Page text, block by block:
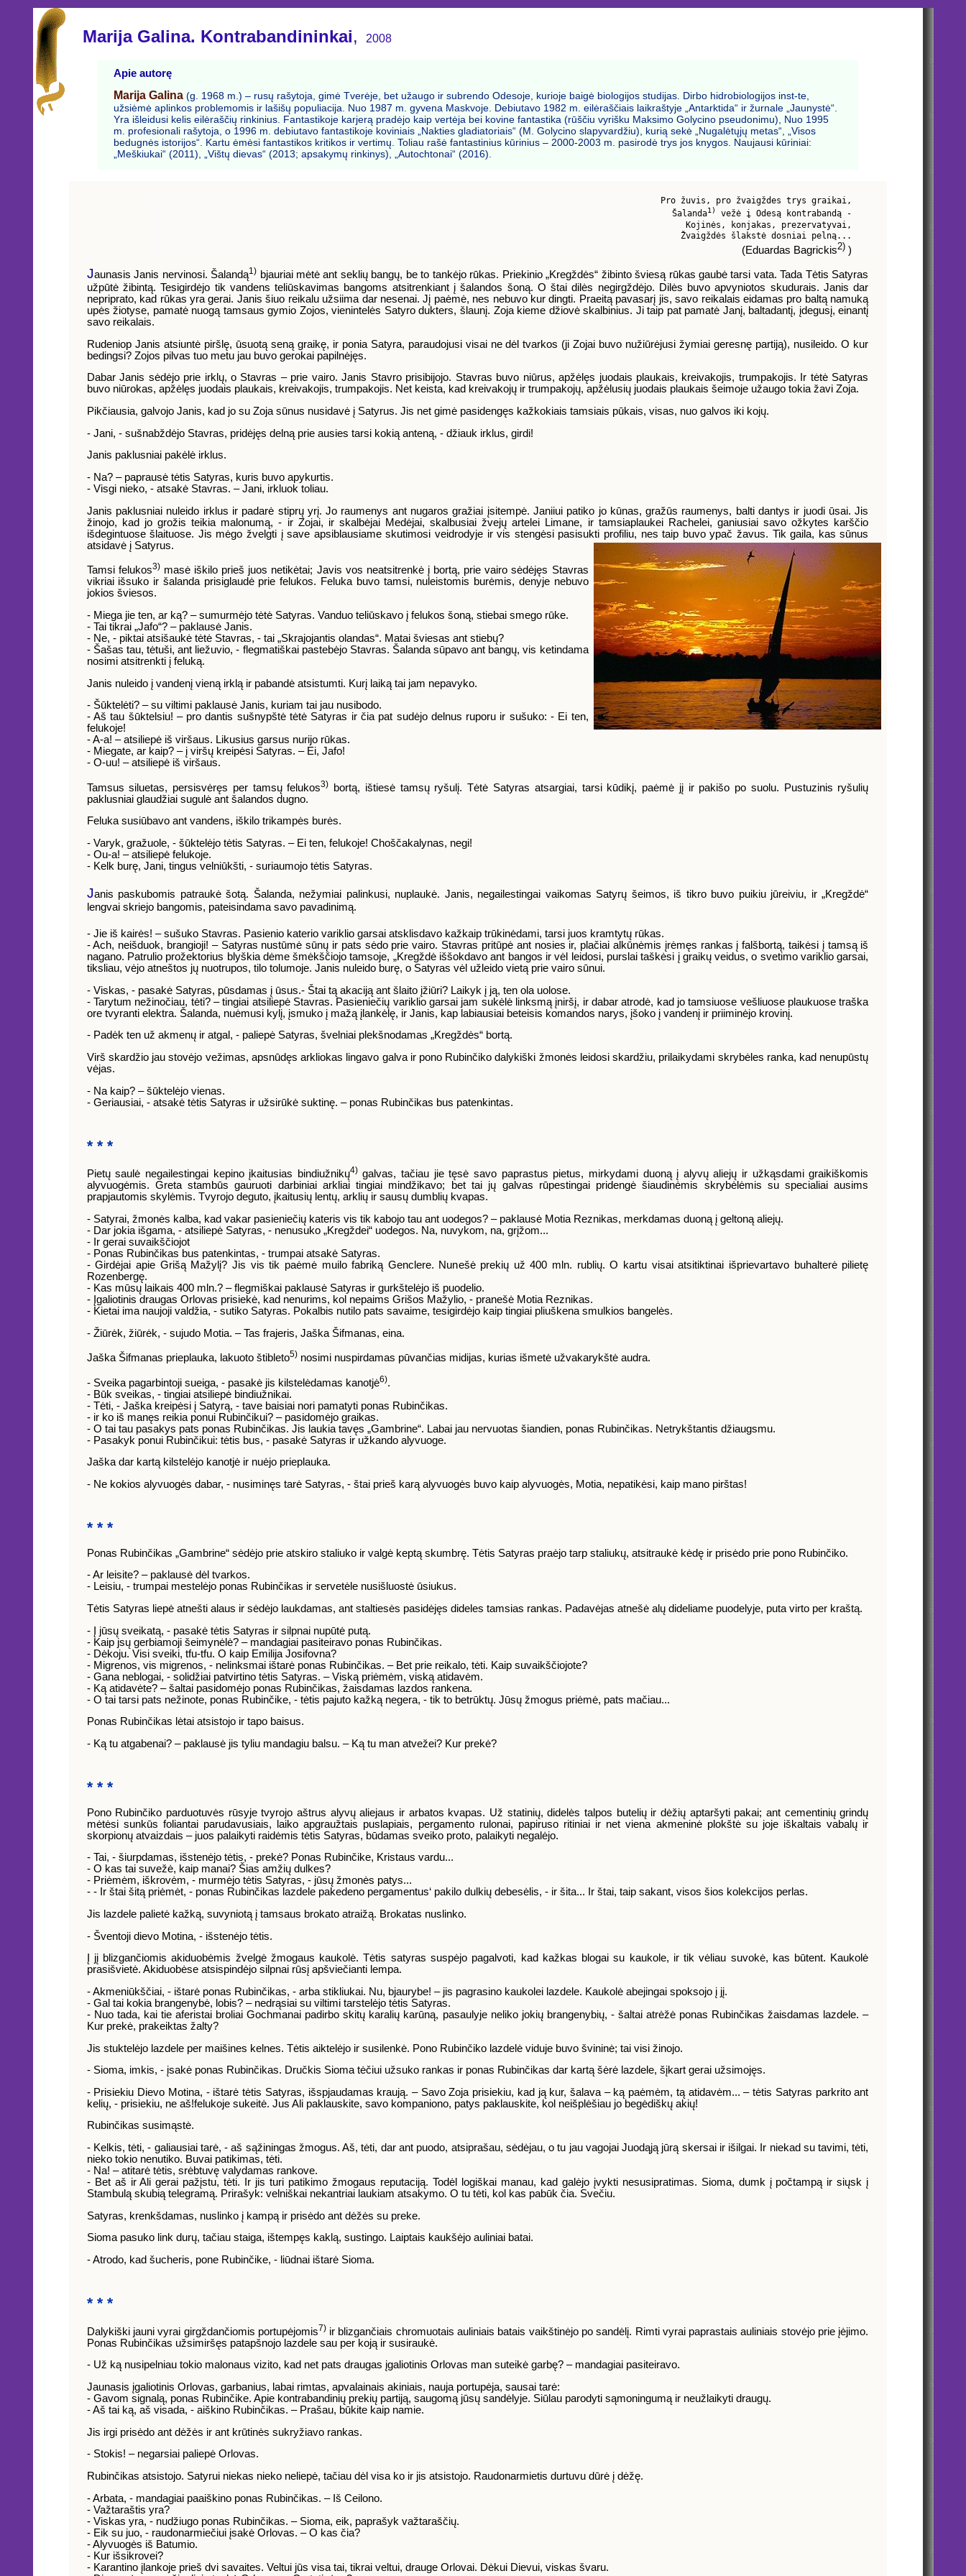
Marija Galina. Kontrabandininkai, 2008
Apie autorę
Marija Galina(g. 1968 m.) – rusų rašytoja, gimė Tverėje, bet užaugo ir subrendo Odesoje, kurioje baigė biologijos studijas. Dirbo hidrobiologijos inst-te,
užsiėmė aplinkos problemomis ir lašišų populiacija. Nuo 1987 m. gyvena Maskvoje. Debiutavo 1982 m. eilėraščiais laikraštyje „Antarktida“ ir žurnale „Jaunystė“.
Yra išleidusi kelis eilėraščių rinkinius. Fantastikoje karjerą pradėjo kaip vertėja bei kovine fantastika (rūščiu vyrišku Maksimo Golycino pseudonimu), Nuo 1995
m. profesionali rašytoja, o 1996 m. debiutavo fantastikoje koviniais „Nakties gladiatoriais“ (M. Golycino slapyvardžiu), kurią sekė „Nugalėtųjų metas“, „Visos
bedugnės istorijos“. Kartu ėmėsi fantastikos kritikos ir vertimų. Toliau rašė fantastinius kūrinius – 2000-2003 m. pasirodė trys jos knygos. Naujausi kūriniai:
„Meškiukai“ (2011), „Vištų dievas“ (2013; apsakymų rinkinys), „Autochtonai“ (2016).
Pro žuvis, pro žvaigždes trys graikai,
Šalanda1)
vežė į Odesą kontrabandą -
Kojinės, konjakas, prezervatyvai,
Žvaigždės šlakstė dosniai pelną...
(Eduardas Bagrickis2) )
Jaunasis Janis nervinosi. Šalandą1) bjauriai mėtė ant seklių bangų, be to tankėjo rūkas. Priekinio „Kregždės“ žibinto šviesą rūkas gaubė tarsi vata. Tada Tėtis Satyras
užpūtė žibintą. Tesigirdėjo tik vandens teliūskavimas bangoms atsitrenkiant į šalandos šoną. O štai dilės negirgždėjo. Dilės buvo apvyniotos skudurais. Janis dar
nepriprato, kad rūkas yra gerai. Janis šiuo reikalu užsiima dar nesenai. Jį paėmė, nes nebuvo kur dingti. Praeitą pavasarį jis, savo reikalais eidamas pro baltą namuką
upės žiotyse, pamatė nuogą tamsaus gymio Zojos, vienintelės Satyro dukters, šlaunį. Zoja kieme džiovė skalbinius. Ji taip pat pamatė Janį, baltadantį, įdegusį, einantį
savo reikalais.
Rudeniop Janis atsiuntė piršlę, ūsuotą seną graikę, ir ponia Satyra, paraudojusi visai ne dėl tvarkos (ji Zojai buvo nužiūrėjusi žymiai geresnę partiją), nusileido. O kur
bedingsi? Zojos pilvas tuo metu jau buvo gerokai papilnėjęs.
Dabar Janis sėdėjo prie irklų, o Stavras – prie vairo. Janis Stavro prisibijojo. Stavras buvo niūrus, apžėlęs juodais plaukais, kreivakojis, trumpakojis. Ir tėtė Satyras
buvo niūrokas, apžėlęs juodais plaukais, kreivakojis, trumpakojis. Net keista, kad kreivakojų ir trumpakojų, apžėlusių juodais plaukais šeimoje užaugo tokia žavi Zoja.
Pikčiausia, galvojo Janis, kad jo su Zoja sūnus nusidavė į Satyrus. Jis net gimė pasidengęs kažkokiais tamsiais pūkais, visas, nuo galvos iki kojų.
- Jani, - sušnabždėjo Stavras, pridėjęs delną prie ausies tarsi kokią anteną, - džiauk irklus, girdi!
Janis paklusniai pakėlė irklus.
- Na? – paprausė tėtis Satyras, kuris buvo apykurtis.
- Visgi nieko, - atsakė Stavras. – Jani, irkluok toliau.
Janis paklusniai nuleido irklus ir padarė stiprų yrį. Jo raumenys ant nugaros gražiai įsitempė. Janiiui patiko jo kūnas, gražūs raumenys, balti dantys ir juodi ūsai. Jis
žinojo, kad jo grožis teikia malonumą, - ir Zojai, ir skalbėjai Medėjai, skalbusiai žvejų artelei Limane, ir tamsiaplaukei Rachelei, ganiusiai savo ožkytes karščio
išdegintuose šlaituose. Jis mėgo žvelgti į save apsiblausiame skutimosi veidrodyje ir vis stengėsi pasisukti profiliu, nes taip buvo ypač žavus. Tik gaila, kas sūnus
atsidavė į Satyrus.
Tamsi felukos3)masė iškilo prieš juos netikėtai; Javis vos neatsitrenkė į bortą, prie vairo sėdėjęs Stavras
vikriai išsuko ir šalanda prisiglaudė prie felukos. Feluka buvo tamsi, nuleistomis burėmis, denyje nebuvo
jokios šviesos.
- Miega jie ten, ar ką? – sumurmėjo tėtė Satyras. Vanduo teliūskavo į felukos šoną, stiebai smego rūke.
- Tai tikrai „Jafo“? – paklausė Janis.
- Ne, - piktai atsišaukė tėtė Stavras, - tai „Skrajojantis olandas“. Matai šviesas ant stiebų?
- Šašas tau, tėtuši, ant liežuvio, - flegmatiškai pastebėjo Stavras. Šalanda sūpavo ant bangų, vis ketindama
nosimi atsitrenkti į feluką.
Janis nuleido į vandenį vieną irklą ir pabandė atsistumti. Kurį laiką tai jam nepavyko.
- Šūktelėti? – su viltimi paklausė Janis, kuriam tai jau nusibodo.
- Aš tau šūktelsiu! – pro dantis sušnypštė tėtė Satyras ir čia pat sudėjo delnus ruporu ir sušuko: - Ei ten,
felukoje!
- A-a! – atsiliepė iš viršaus. Likusius garsus nurijo rūkas.
- Miegate, ar kaip? – į viršų kreipėsi Satyras. – Ei, Jafo!
- O-uu! – atsiliepė iš viršaus.
Tamsus siluetas, persisvėręs per tamsų felukos3)
bortą, ištiesė tamsų ryšulį. Tėtė Satyras atsargiai, tarsi kūdikį, paėmė jį ir pakišo po suolu. Pustuzinis ryšulių
paklusniai glaudžiai sugulė ant šalandos dugno.
Feluka susiūbavo ant vandens, iškilo trikampės burės.
- Varyk, gražuole, - šūktelėjo tėtis Satyras. – Ei ten, felukoje! Choščakalynas, negi!
- Ou-a! – atsiliepė felukoje.
- Kelk burę, Jani, tingus velniūkšti, - suriaumojo tėtis Satyras.
Janis paskubomis patraukė šotą. Šalanda, nežymiai palinkusi, nuplaukė. Janis, negailestingai vaikomas Satyrų šeimos, iš tikro buvo puikiu jūreiviu, ir „Kregždė“
lengvai skriejo bangomis, pateisindama savo pavadinimą.
- Jie iš kairės! – sušuko Stavras. Pasienio katerio variklio garsai atsklisdavo kažkaip trūkinėdami, tarsi juos kramtytų rūkas.
- Ach, neišduok, brangioji! – Satyras nustūmė sūnų ir pats sėdo prie vairo. Stavras pritūpė ant nosies ir, plačiai alkūnėmis įrėmęs rankas į falšbortą, taikėsi į tamsą iš
nagano. Patrulio prožektorius blyškia dėme šmėkščiojo tamsoje, „Kregždė iššokdavo ant bangos ir vėl leidosi, purslai taškėsi į graikų veidus, o svetimo variklio garsai,
tiksliau, vėjo atneštos jų nuotrupos, tilo tolumoje. Janis nuleido burę, o Satyras vėl užleido vietą prie vairo sūnui.
- Viskas, - pasakė Satyras, pūsdamas į ūsus.- Štai tą akaciją ant šlaito įžiūri? Laikyk į ją, ten ola uolose.
- Tarytum nežinočiau, tėti? – tingiai atsiliepė Stavras. Pasieniečių variklio garsai jam sukėlė linksmą įniršį, ir dabar atrodė, kad jo tamsiuose vešliuose plaukuose traška
ore tvyranti elektra. Šalanda, nuėmusi kylį, įsmuko į mažą įlankėlę, ir Janis, kap labiausiai beteisis komandos narys, įšoko į vandenį ir priiminėjo krovinį.
- Padėk ten už akmenų ir atgal, - paliepė Satyras, švelniai plekšnodamas „Kregždės“ bortą.
Virš skardžio jau stovėjo vežimas, apsnūdęs arkliokas lingavo galva ir pono Rubinčiko dalykiški žmonės leidosi skardžiu, prilaikydami skrybėles ranka, kad nenupūstų
vėjas.
- Na kaip? – šūktelėjo vienas.
- Geriausiai, - atsakė tėtis Satyras ir užsirūkė suktinę. – ponas Rubinčikas bus patenkintas.
* * *
Pietų saulė negailestingai kepino įkaitusias bindiužnikų4)galvas, tačiau jie tęsė savo paprastus pietus, mirkydami duoną į alyvų aliejų ir užkąsdami graikiškomis
alyvuogėmis. Greta stambūs gauruoti darbiniai arkliai tingiai mindžikavo; bet tai jų galvas rūpestingai pridengė šiaudinėmis skrybėlėmis su specialiai ausims
prapjautomis skylėmis. Tvyrojo deguto, įkaitusių lentų, arklių ir sausų dumblių kvapas.
- Satyrai, žmonės kalba, kad vakar pasieniečių kateris vis tik kabojo tau ant uodegos? – paklausė Motia Reznikas, merkdamas duoną į geltoną aliejų.
- Dar jokia išgama, - atsiliepė Satyras, - nenusuko „Kregždei“ uodegos. Na, nuvykom, na, grįžom...
- Ir gerai suvaikščiojot
- Ponas Rubinčikas bus patenkintas, - trumpai atsakė Satyras.
- Girdėjai apie Grišą Mažylį? Jis vis tik paėmė muilo fabriką Genclere. Nunešė prekių už 400 mln. rublių. O kartu visai atsitiktinai išprievartavo buhalterė pilietę
Rozenbergę.
- Kas mūsų laikais 400 mln.? – flegmiškai paklausė Satyras ir gurkštelėjo iš puodelio.
- Įgaliotinis draugas Orlovas prisiekė, kad nenurims, kol nepaims Grišos Mažylio, - pranešė Motia Reznikas.
- Kietai ima naujoji valdžia, - sutiko Satyras. Pokalbis nutilo pats savaime, tesigirdėjo kaip tingiai pliuškena smulkios bangelės.
- Žiūrėk, žiūrėk, - sujudo Motia. – Tas frajeris, Jaška Šifmanas, eina.
Jaška Šifmanas prieplauka, lakuoto štibleto5)nosimi nuspirdamas pūvančias midijas, kurias išmetė užvakarykštė audra.
- Sveika pagarbintoji sueiga, - pasakė jis kilstelėdamas kanotjė6).
- Būk sveikas, - tingiai atsiliepė bindiužnikai.
- Tėti, - Jaška kreipėsi į Satyrą, - tave baisiai nori pamatyti ponas Rubinčikas.
- ir ko iš manęs reikia ponui Rubinčikui? – pasidomėjo graikas.
- O tai tau pasakys pats ponas Rubinčikas. Jis laukia tavęs „Gambrine“. Labai jau nervuotas šiandien, ponas Rubinčikas. Netrykštantis džiaugsmu.
- Pasakyk ponui Rubinčikui: tėtis bus, - pasakė Satyras ir užkando alyvuoge.
Jaška dar kartą kilstelėjo kanotjė ir nuėjo prieplauka.
- Ne kokios alyvuogės dabar, - nusiminęs tarė Satyras, - štai prieš karą alyvuogės buvo kaip alyvuogės, Motia, nepatikėsi, kaip mano pirštas!
* * *
Ponas Rubinčikas „Gambrine“ sėdėjo prie atskiro staliuko ir valgė keptą skumbrę. Tėtis Satyras praėjo tarp staliukų, atsitraukė kėdę ir prisėdo prie pono Rubinčiko.
- Ar leisite? – paklausė dėl tvarkos.
- Leisiu, - trumpai mestelėjo ponas Rubinčikas ir servetėle nusišluostė ūsiukus.
Tėtis Satyras liepė atnešti alaus ir sėdėjo laukdamas, ant staltiesės pasidėjęs dideles tamsias rankas. Padavėjas atnešė alų dideliame puodelyje, puta virto per kraštą.
- Į jūsų sveikatą, - pasakė tėtis Satyras ir silpnai nupūtė putą.
- Kaip jsų gerbiamoji šeimynėlė? – mandagiai pasiteiravo ponas Rubinčikas.
- Dėkoju. Visi sveiki, tfu-tfu. O kaip Emilija Josifovna?
- Migrenos, vis migrenos, - nelinksmai ištarė ponas Rubinčikas. – Bet prie reikalo, tėti. Kaip suvaikščiojote?
- Gana neblogai, - solidžiai patvirtino tėtis Satyras. – Viską priėmėm, viską atidavėm.
- Ką atidavėte? – šaltai pasidomėjo ponas Rubinčikas, žaisdamas lazdos rankena.
- O tai tarsi pats nežinote, ponas Rubinčike, - tėtis pajuto kažką negera, - tik to betrūktų. Jūsų žmogus priėmė, pats mačiau...
Ponas Rubinčikas lėtai atsistojo ir tapo baisus.
- Ką tu atgabenai? – paklausė jis tyliu mandagiu balsu. – Ką tu man atvežei? Kur prekė?
* * *
Pono Rubinčiko parduotuvės rūsyje tvyrojo aštrus alyvų aliejaus ir arbatos kvapas. Už statinių, didelės talpos butelių ir dėžių aptaršyti pakai; ant cementinių grindų
mėtėsi sunkūs foliantai parudavusiais, laiko apgraužtais puslapiais, pergamento rulonai, papiruso ritiniai ir net viena akmeninė plokštė su joje iškaltais vabalų ir
skorpionų atvaizdais – juos palaikyti raidėmis tėtis Satyras, būdamas sveiko proto, palaikyti negalėjo.
- Tai, - šiurpdamas, išstenėjo tėtis, - prekė? Ponas Rubinčike, Kristaus vardu...
- O kas tai suvežė, kaip manai? Šias amžių dulkes?
- Priėmėm, iškrovėm, - murmėjo tėtis Satyras, - jūsų žmonės patys...
- - Ir štai šitą priėmėt, - ponas Rubinčikas lazdele pakedeno pergamentus‘ pakilo dulkių debesėlis, - ir šita... Ir štai, taip sakant, visos šios kolekcijos perlas.
Jis lazdele palietė kažką, suvyniotą į tamsaus brokato atraižą. Brokatas nuslinko.
- Šventoji dievo Motina, - išstenėjo tėtis.
Į jį blizgančiomis akiduobėmis žvelgė žmogaus kaukolė. Tėtis satyras suspėjo pagalvoti, kad kažkas blogai su kaukole, ir tik vėliau suvokė, kas būtent. Kaukolė
prasišvietė. Akiduobėse atsispindėjo silpnai rūsį apšviečianti lempa.
- Akmeniūkščiai, - ištarė ponas Rubinčikas, - arba stikliukai. Nu, bjaurybe! – jis pagrasino kaukolei lazdele. Kaukolė abejingai spoksojo į jį.
- Gal tai kokia brangenybė, lobis? – nedrąsiai su viltimi tarstelėjo tėtis Satyras.
- Nuo tada, kai tie aferistai broliai Gochmanai padirbo skitų karalių karūną, pasaulyje neliko jokių brangenybių, - šaltai atrėžė ponas Rubinčikas žaisdamas lazdele. –
Kur prekė, prakeiktas žalty?
Jis stuktelėjo lazdele per maišines kelnes. Tėtis aiktelėjo ir susilenkė. Pono Rubinčiko lazdelė viduje buvo švininė; tai visi žinojo.
- Sioma, imkis, - įsakė ponas Rubinčikas. Dručkis Sioma tėčiui užsuko rankas ir ponas Rubinčikas dar kartą šėrė lazdele, šįkart gerai užsimojęs.
- Prisiekiu Dievo Motina, - ištarė tėtis Satyras, išspjaudamas kraują. – Savo Zoja prisiekiu, kad ją kur, šalava – ką paėmėm, tą atidavėm... – tėtis Satyras parkrito ant
kelių, - prisiekiu, ne aš!felukoje sukeitė. Jus Ali paklauskite, savo kompaniono, patys paklauskite, kol neišplėšiau jo begėdiškų akių!
Rubinčikas susimąstė.
- Kelkis, tėti, - galiausiai tarė, - aš sąžiningas žmogus. Aš, tėti, dar ant puodo, atsiprašau, sėdėjau, o tu jau vagojai Juodąją jūrą skersai ir išilgai. Ir niekad su tavimi, tėti,
nieko tokio nenutiko. Buvai patikimas, tėti.
- Na! – atitarė tėtis, srėbtuvę valydamas rankove.
- Bet aš ir Ali gerai pažįstu, tėti. Ir jis turi patikimo žmogaus reputaciją. Todėl logiškai manau, kad galėjo įvykti nesusipratimas. Sioma, dumk į počtampą ir siųsk į
Stambulą skubią telegramą. Prirašyk: velniškai nekantriai laukiam atsakymo. O tu tėti, kol kas pabūk čia. Svečiu.
Satyras, krenkšdamas, nuslinko į kampą ir prisėdo ant dėžės su preke.
Sioma pasuko link durų, tačiau staiga, ištempęs kaklą, sustingo. Laiptais kaukšėjo auliniai batai.
- Atrodo, kad šucheris, pone Rubinčike, - liūdnai ištarė Sioma.
* * *
Dalykiški jauni vyrai girgždančiomis portupėjomis7)ir blizgančiais chromuotais auliniais batais vaikštinėjo po sandėlį. Rimti vyrai paprastais auliniais stovėjo prie įėjimo.
Ponas Rubinčikas užsimiršęs patapšnojo lazdele sau per koją ir susiraukė.
- Už ką nusipelniau tokio malonaus vizito, kad net pats draugas įgaliotinis Orlovas man suteikė garbę? – mandagiai pasiteiravo.
Jaunasis įgaliotinis Orlovas, garbanius, labai rimtas, apvalainais akiniais, nauja portupėja, sausai tarė:
- Gavom signalą, ponas Rubinčike. Apie kontrabandinių prekių partiją, saugomą jūsų sandėlyje. Siūlau parodyti sąmoningumą ir neužlaikyti draugų.
- Aš tai ką, aš visada, - aiškino Rubinčikas. – Prašau, būkite kaip namie.
Jis irgi prisėdo ant dėžės ir ant krūtinės sukryžiavo rankas.
- Stokis! – negarsiai paliepė Orlovas.
Rubinčikas atsistojo. Satyrui niekas nieko neliepė, tačiau dėl visa ko ir jis atsistojo. Raudonarmietis durtuvu dūrė į dėžę.
- Arbata, - mandagiai paaiškino ponas Rubinčikas. – Iš Ceilono.
- Važtaraštis yra?
- Viskas yra, - nudžiugo ponas Rubinčikas. – Sioma, eik, paprašyk važtaraščių.
- Eik su juo, - raudonarmiečiui įsakė Orlovas. – O kas čia?
- Alyvuogės iš Batumio.
- Kur išsikrovei?
- Karantino įlankoje prieš dvi savaites. Veltui jūs visa tai, tikrai veltui, drauge Orlovai. Dėkui Dievui, viskas švaru.